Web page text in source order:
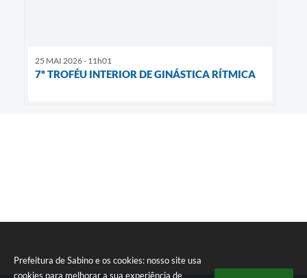
Prefeitura de Sabino e os cookies: nosso site usa
cookies para melhorar a sua experiência de
25 MAI 2026 - 11h01
7º TROFÉU INTERIOR DE GINÁSTICA RÍTMICA